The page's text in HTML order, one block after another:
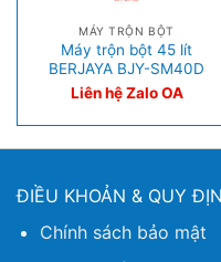
MÁY TRỘN BỘT
Máy trộn bột 45 lít
BERJAYA BJY-SM40D
Liên hệ Zalo OA
ĐIỀU KHOẢN & QUY
Chính sách bảo mật